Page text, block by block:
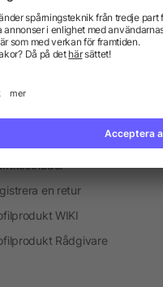
Slazenger
en retur
WIKI
Rådgivare
Blogg